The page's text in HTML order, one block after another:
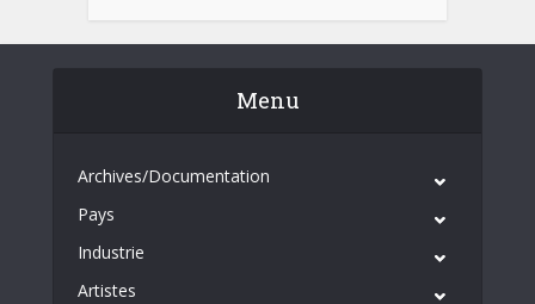
Menu
Archives/Documentation
Pays
Industrie
Artistes